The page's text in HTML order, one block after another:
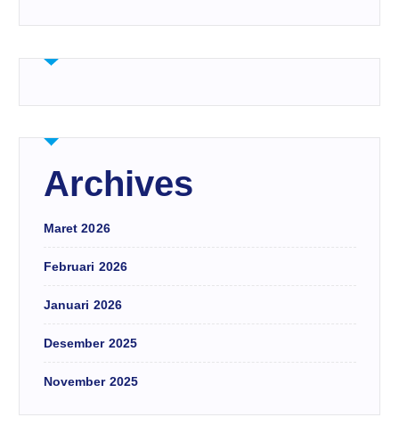
Archives
Maret 2026
Februari 2026
Januari 2026
Desember 2025
November 2025